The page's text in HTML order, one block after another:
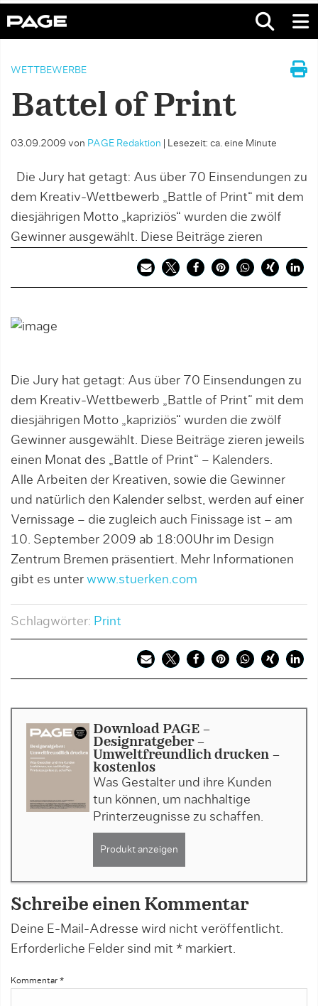
WETTBEWERBE
Battel of Print
03.09.2009 von PAGE Redaktion Lesezeit: ca. eine Minute
Die Jury hat getagt: Aus über 70 Einsendungen zu
dem Kreativ-Wettbewerb „Battle of Print“ mit dem
diesjährigen Motto „kapriziös“ wurden die zwölf
Gewinner ausgewählt. Diese Beiträge zieren
Die Jury hat getagt: Aus über 70 Einsendungen zu
dem Kreativ-Wettbewerb „Battle of Print“ mit dem
diesjährigen Motto „kapriziös“ wurden die zwölf
Gewinner ausgewählt. Diese Beiträge zieren jeweils
einen Monat des „Battle of Print“ – Kalenders.
Alle Arbeiten der Kreativen, sowie die Gewinner
und natürlich den Kalender selbst, werden auf einer
Vernissage – die zugleich auch Finissage ist – am
10. September 2009 ab 18:00Uhr im Design
Zentrum Bremen präsentiert. Mehr Informationen
gibt es unter www.stuerken.com
Schlagwörter: Print
Download PAGE -
Designratgeber -
Umweltfreundlich drucken -
kostenlos
Was Gestalter und ihre Kunden
tun können, um nachhaltige
Printerzeugnisse zu schaffen.
Produkt anzeigen
Schreibe einen Kommentar
Deine E-Mail-Adresse wird nicht veröffentlicht.
Erforderliche Felder sind mit * markiert.
Kommentar *